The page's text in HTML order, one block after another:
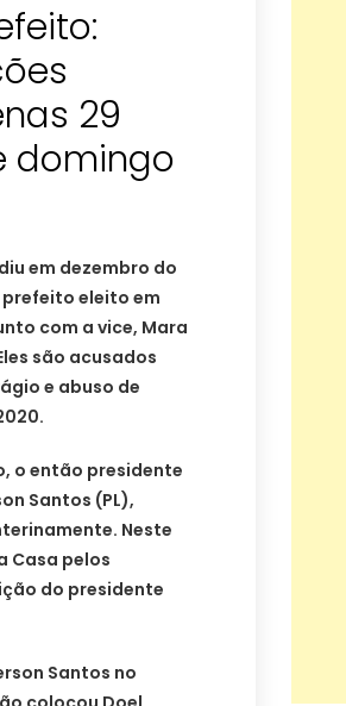
29
domingo
em dezembro do
prefeito eleito em
com a vice, Mara
são acusados
e abuso de
o então presidente
Santos (PL),
Neste
Casa pelos
do presidente
Santos no